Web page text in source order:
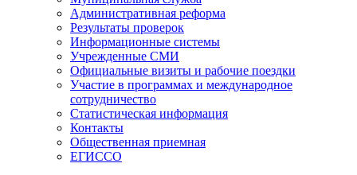
Административная реформа
Результаты проверок
Информационные системы
Учрежденные СМИ
Официальные визиты и рабочие поездки
Участие в программах и международное
сотрудничество
Статистическая информация
Контакты
Общественная приемная
ЕГИССО